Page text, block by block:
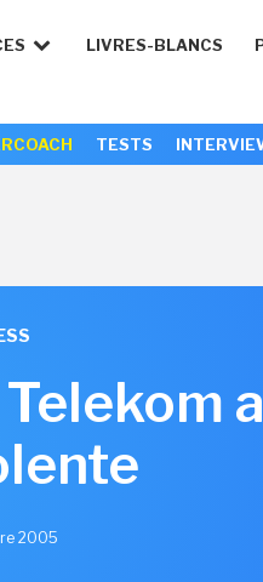
LIVRES-BLANCS
TESTS
2005